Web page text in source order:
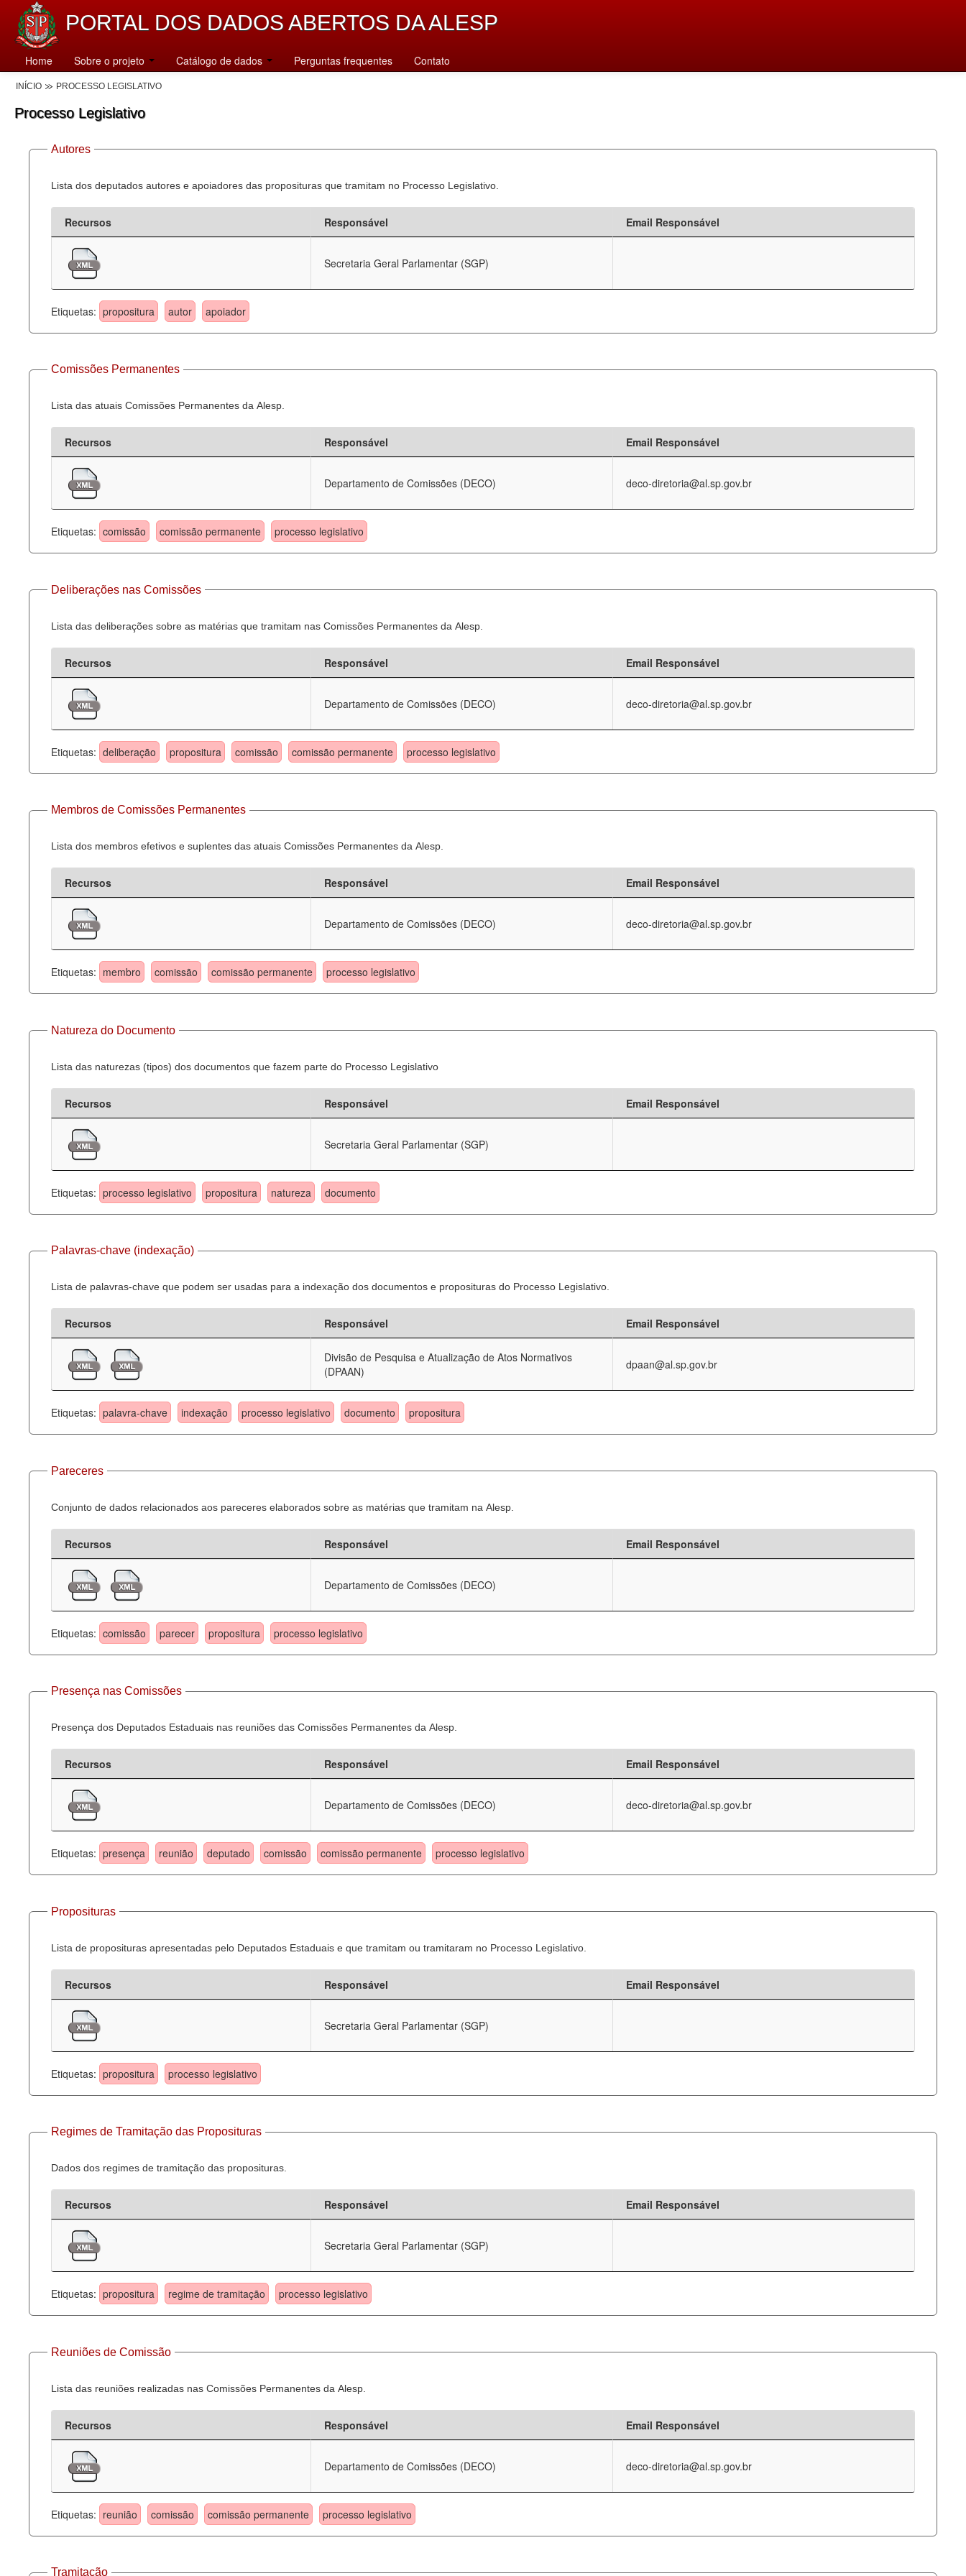
PORTAL DOS DADOS ABERTOS DA ALESP
Home Sobre o projeto Catálogo de dados Perguntas frequentes Contato
INÍCIO PROCESSO LEGISLATIVO
Processo Legislativo
Autores
Lista dos deputados autores e apoiadores das proposituras que tramitam no Processo Legislativo.
Recursos Responsável Email Responsável
Secretaria Geral Parlamentar (SGP)
Etiquetas: propositura autor apoiador
Comissões Permanentes
Lista das atuais Comissões Permanentes da Alesp.
Recursos Responsável Email Responsável
Departamento de Comissões (DECO) deco-diretoria@al.sp.gov.br
Etiquetas: comissão comissão permanente processo legislativo
Deliberações nas Comissões
Lista das deliberações sobre as matérias que tramitam nas Comissões Permanentes da Alesp.
Recursos Responsável Email Responsável
Departamento de Comissões (DECO) deco-diretoria@al.sp.gov.br
Etiquetas: deliberação propositura comissão comissão permanente processo legislativo
Membros de Comissões Permanentes
Lista dos membros efetivos e suplentes das atuais Comissões Permanentes da Alesp.
Recursos Responsável Email Responsável
Departamento de Comissões (DECO) deco-diretoria@al.sp.gov.br
Etiquetas: membro comissão comissão permanente processo legislativo
Natureza do Documento
Lista das naturezas (tipos) dos documentos que fazem parte do Processo Legislativo
Recursos Responsável Email Responsável
Secretaria Geral Parlamentar (SGP)
Etiquetas: processo legislativo propositura natureza documento
Palavras-chave (indexação)
Lista de palavras-chave que podem ser usadas para a indexação dos documentos e proposituras do Processo Legislativo.
Recursos Responsável Email Responsável
Divisão de Pesquisa e Atualização de Atos Normativos
(DPAAN)
dpaan@al.sp.gov.br
Etiquetas: palavra-chave indexação processo legislativo documento propositura
Pareceres
Conjunto de dados relacionados aos pareceres elaborados sobre as matérias que tramitam na Alesp.
Recursos Responsável Email Responsável
Departamento de Comissões (DECO)
Etiquetas: comissão parecer propositura processo legislativo
Presença nas Comissões
Presença dos Deputados Estaduais nas reuniões das Comissões Permanentes da Alesp.
Recursos Responsável Email Responsável
Departamento de Comissões (DECO) deco-diretoria@al.sp.gov.br
Etiquetas: presença reunião deputado comissão comissão permanente processo legislativo
Proposituras
Lista de proposituras apresentadas pelo Deputados Estaduais e que tramitam ou tramitaram no Processo Legislativo.
Recursos Responsável Email Responsável
Secretaria Geral Parlamentar (SGP)
Etiquetas: propositura processo legislativo
Regimes de Tramitação das Proposituras
Dados dos regimes de tramitação das proposituras.
Recursos Responsável Email Responsável
Secretaria Geral Parlamentar (SGP)
Etiquetas: propositura regime de tramitação processo legislativo
Reuniões de Comissão
Lista das reuniões realizadas nas Comissões Permanentes da Alesp.
Recursos Responsável Email Responsável
Departamento de Comissões (DECO) deco-diretoria@al.sp.gov.br
Etiquetas: reunião comissão comissão permanente processo legislativo
Tramitação